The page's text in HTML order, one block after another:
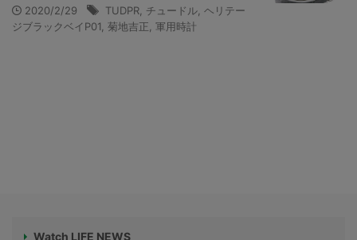
2020/2/29 TUDPR チュードル ヘリテー
ジブラックベイP01 菊地吉正 軍用時計
Watch LIFE NEWS